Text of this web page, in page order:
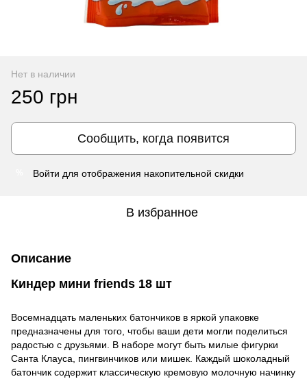
Нет в наличии
250 грн
Сообщить, когда появится
Войти для отображения накопительной скидки
В избранное
Описание
Киндер мини friends 18 шт
Восемнадцать маленьких батончиков в яркой упаковке
предназначены для того, чтобы ваши дети могли поделиться
радостью с друзьями. В наборе могут быть милые фигурки
Санта Клауса, пингвинчиков или мишек. Каждый шоколадный
батончик содержит классическую кремовую молочную начинку